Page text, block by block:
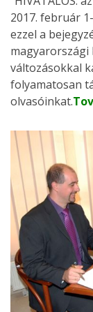
2017. február
ezzel a
magyarországi
változásokkal
folyamatosan
olvasóinkat.